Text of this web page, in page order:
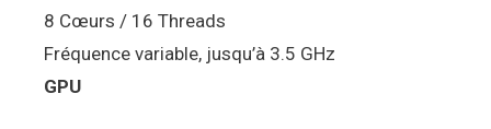
8 Cœurs / 16 Threads
Fréquence variable, jusqu’à 3.5 GHz
GPU